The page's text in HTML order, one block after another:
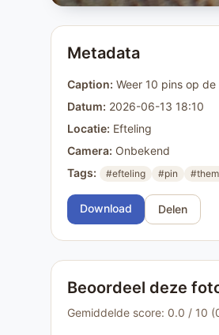
Metadata
Caption: Weer 10 pins op
Datum: 2026-06-13 18:10
Locatie: Efteling
Camera: Onbekend
Tags:
#efteling #pin
Download Delen
Beoordeel deze
Gemiddelde score: 0.0 / 10